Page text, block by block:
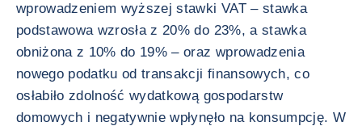
wprowadzeniem wyższej stawki VAT – stawka
podstawowa wzrosła z 20% do 23%, a stawka
obniżona z 10% do 19% – oraz wprowadzenia
nowego podatku od transakcji finansowych, co
osłabiło zdolność wydatkową gospodarstw
domowych i negatywnie wpłynęło na konsumpcję. W